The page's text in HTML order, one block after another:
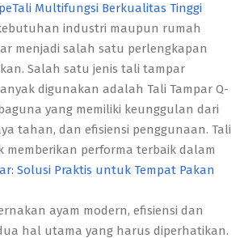
Multifungsi Berkualitas Tinggi
industri maupun rumah
menjadi salah satu perlengkapan
Salah satu jenis tali tampar
digunakan adalah Tali Tampar Q-
yang memiliki keunggulan dari
tahan, dan efisiensi penggunaan. Tali
memberikan performa terbaik dalam
Solusi Praktis untuk Tempat Pakan
ayam modern, efisiensi dan
hal utama yang harus diperhatikan.